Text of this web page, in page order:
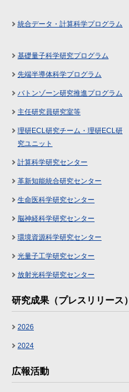
統合データ・計算科学プログラム
基礎量子科学研究プログラム
先端半導体科学プログラム
バトンゾーン研究推進プログラム
主任研究員研究室等
理研ECL研究チーム・理研ECL研
究ユニット
計算科学研究センター
革新知能統合研究センター
生命医科学研究センター
脳神経科学研究センター
環境資源科学研究センター
光量子工学研究センター
放射光科学研究センター
研究成果（プレスリリース）
2026
2024
広報活動